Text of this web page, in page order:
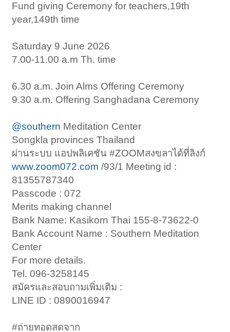
Fund giving Ceremony for teachers,19th
year,149th time
Saturday 9 June 2026
7.00-11.00 a.m Th. time
6.30 a.m. Join Alms Offering Ceremony
9.30 a.m. Offering Sanghadana Ceremony
@southern Meditation Center
Songkla provinces Thailand
ผ่านระบบ แอปพลิเคชัน #ZOOMสงขลาได้ที่ลิงก์
www.zoom072.com /93/1 Meeting id :
81355787340
Passcode : 072
Merits making channel
Bank Name: Kasikorn Thai 155-8-73622-0
Bank Account Name : Southern Meditation
Center
For more details.
Tel. 096-3258145
สมัครและสอบถามเพิ่มเติม :
LINE ID : 0890016947
#ถ่ายทอดสดจาก